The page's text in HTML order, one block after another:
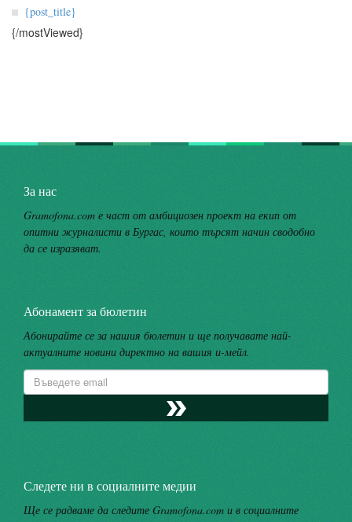
{post_title}
{/mostViewed}
За нас
Gramofona.com е част от амбициозен проект на екип от
опитни журналисти в Бургас, които търсят начин сводобно
да се изразяват.
Абонамент за бюлетин
Абонирайте се за нашия бюлетин и ще получавате най-
актуалните новини директно на вашия и-мейл.
Следете ни в социалните медии
Ще се радваме да следите Gramofona.com и в социалните